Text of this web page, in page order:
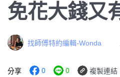
免花大錢又
找師傅特約編輯-Wonda
分享 0 0 複製連結